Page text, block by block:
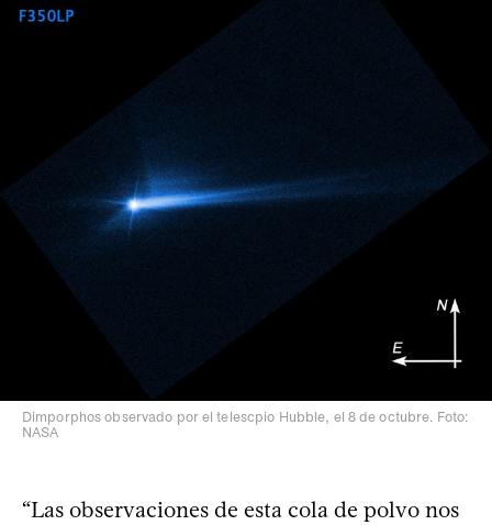
Dimporphos observado por el telescpio Hubble, el 8 de octubre. Foto:
NASA
“Las observaciones de esta cola de polvo nos